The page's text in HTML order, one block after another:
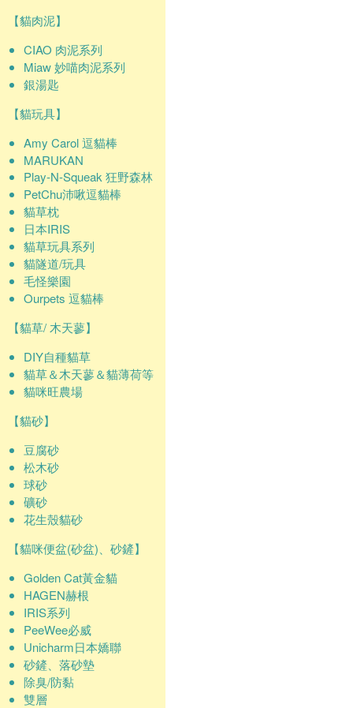
【貓肉泥】
CIAO 肉泥系列
Miaw 妙喵肉泥系列
銀湯匙
【貓玩具】
Amy Carol 逗貓棒
MARUKAN
Play-N-Squeak 狂野森林
PetChu沛啾逗貓棒
貓草枕
日本IRIS
貓草玩具系列
貓隧道/玩具
毛怪樂園
Ourpets 逗貓棒
【貓草/ 木天蓼】
DIY自種貓草
貓草＆木天蓼＆貓薄荷等
貓咪旺農場
【貓砂】
豆腐砂
松木砂
球砂
礦砂
花生殼貓砂
【貓咪便盆(砂盆)、砂鏟】
Golden Cat黃金貓
HAGEN赫根
IRIS系列
PeeWee必威
Unicharm日本嬌聯
砂鏟、落砂墊
除臭/防黏
雙層